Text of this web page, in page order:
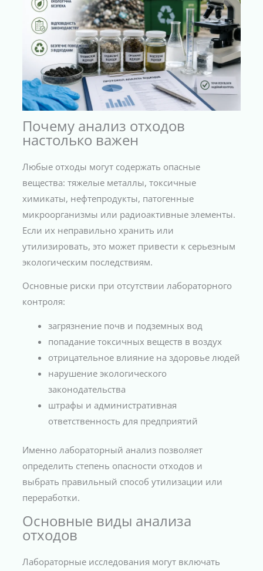
Почему анализ отходов
настолько важен
Любые отходы могут содержать опасные
вещества: тяжелые металлы, токсичные
химикаты, нефтепродукты, патогенные
микроорганизмы или радиоактивные элементы.
Если их неправильно хранить или
утилизировать, это может привести к серьезным
экологическим последствиям.
Основные риски при отсутствии лабораторного
контроля:
загрязнение почв и подземных вод
попадание токсичных веществ в воздух
отрицательное влияние на здоровье людей
нарушение экологического
законодательства
штрафы и административная
ответственность для предприятий
Именно лабораторный анализ позволяет
определить степень опасности отходов и
выбрать правильный способ утилизации или
переработки.
Основные виды анализа
отходов
Лабораторные исследования могут включать